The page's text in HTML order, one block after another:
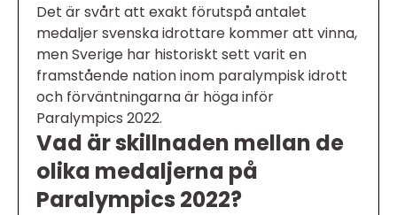
Det är svårt att exakt förutspå antalet
medaljer svenska idrottare kommer att vinna,
men Sverige har historiskt sett varit en
framstående nation inom paralympisk idrott
och förväntningarna är höga inför
Paralympics 2022.
Vad är skillnaden mellan de
olika medaljerna på
Paralympics 2022?